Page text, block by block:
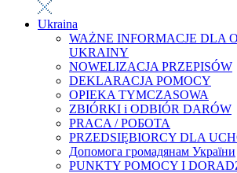
Ukraina
WAŻNE INFORMACJE DLA
UKRAINY
NOWELIZACJA PRZEPISÓW
DEKLARACJA POMOCY
OPIEKA TYMCZASOWA
ZBIÓRKI i ODBIÓR DARÓW
PRACA / РОБОТА
PRZEDSIĘBIORCY DLA
Допомога громадянам України
PUNKTY POMOCY I